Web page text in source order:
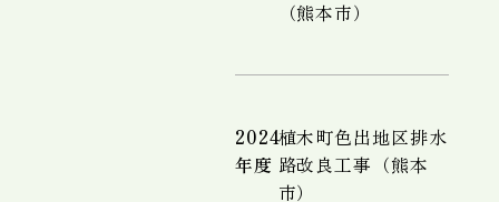
（熊本市）
2024
年度
植木町色出地区排水
路改良工事（熊本
市）